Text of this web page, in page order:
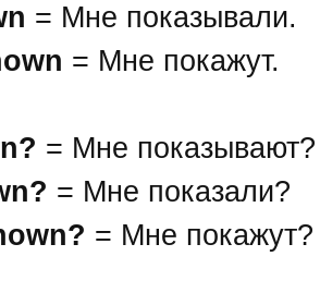
= Мне показывали.
= Мне покажут.
= Мне показывают?
= Мне показали?
= Мне покажут?